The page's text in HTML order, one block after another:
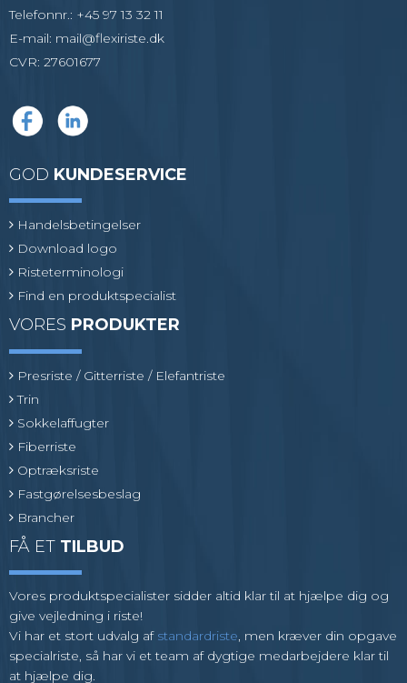
Telefonnr.: +45 97 13 32 11
E-mail: mail@flexiriste.dk
CVR: 27601677
GOD KUNDESERVICE
Handelsbetingelser
Download logo
Risteterminologi
Find en produktspecialist
VORES PRODUKTER
Presriste / Gitterriste / Elefantriste
Trin
Sokkelaffugter
Fiberriste
Optræksriste
Fastgørelsesbeslag
Brancher
FÅ ET TILBUD
Vores produktspecialister sidder altid klar til at hjælpe dig og
give vejledning i riste!
Vi har et stort udvalg af standardriste, men kræver din opgave
specialriste, så har vi et team af dygtige medarbejdere klar til
at hjælpe dig.